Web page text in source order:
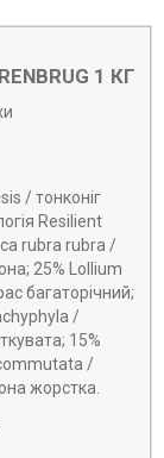
1 КГ
/ тонконіг
Resilient
rubra rubra /
25% Lollium
багаторічний;
/
15%
/
жорстка.